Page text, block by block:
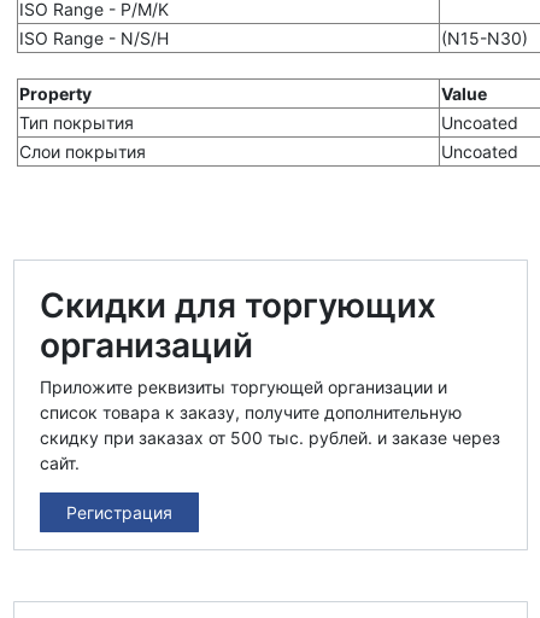
ISO Range - P/M/K
ISO Range - N/S/H
(N15-N30)
Property
Value
Тип покрытия
Uncoated
Слои покрытия
Uncoated
Скидки для торгующих
организаций
Приложите реквизиты торгующей организации и
список товара к заказу, получите дополнительную
скидку при заказах от 500 тыс. рублей. и заказе через
сайт.
Регистрация